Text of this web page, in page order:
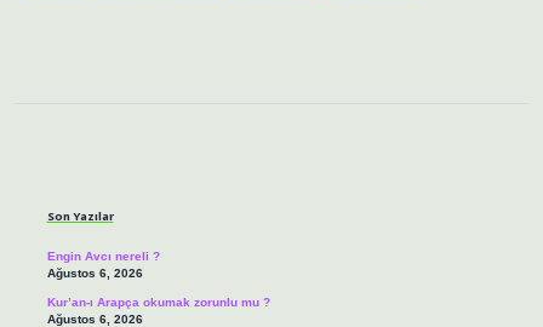
Son Yazılar
Engin Avcı nereli ?
Ağustos 6, 2026
Kur’an-ı Arapça okumak zorunlu mu ?
Ağustos 6, 2026